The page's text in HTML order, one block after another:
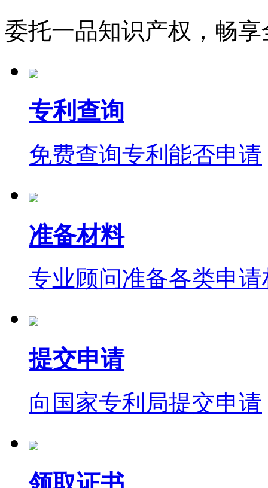
委托一品知识产权，畅
专利查询
免费查询专利能否申请
准备材料
专业顾问准备各类申请
提交申请
向国家专利局提交申请